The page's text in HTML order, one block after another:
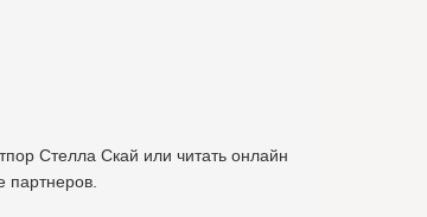
Стелла Скай или читать онлайн
партнеров.